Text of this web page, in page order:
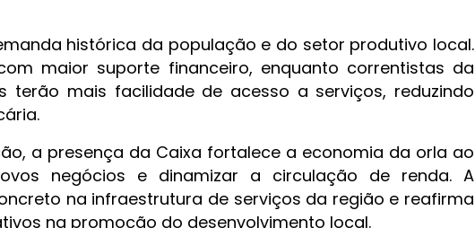
histórica da população e do setor produtivo local.
maior suporte financeiro, enquanto correntistas da
terão mais facilidade de acesso a serviços, reduzindo
a presença da Caixa fortalece a economia da orla ao
negócios e dinamizar a circulação de renda. A
na infraestrutura de serviços da região e reafirma
na promoção do desenvolvimento local.